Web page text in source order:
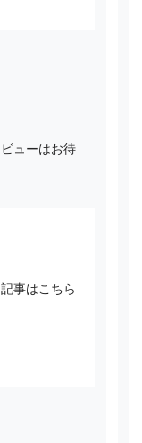
ューはお待
事はこちら